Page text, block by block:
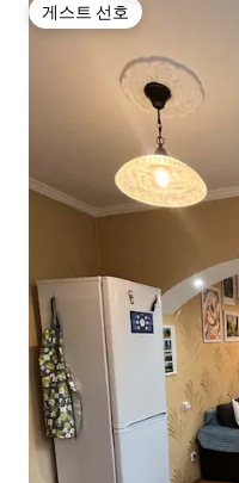
게스트 선호
게스트 선호